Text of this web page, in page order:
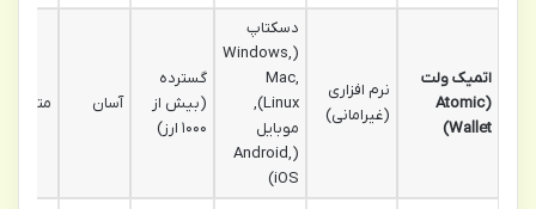
اتمیک ولت
(Atomic
Wallet)
نرم افزاری
(غیرامانی)
دسکتاپ
(Windows,
Mac,
Linux),
موبایل
(Android,
iOS)
گسترده
(بیش از
۱۰۰۰ ارز)
آسان متوسط